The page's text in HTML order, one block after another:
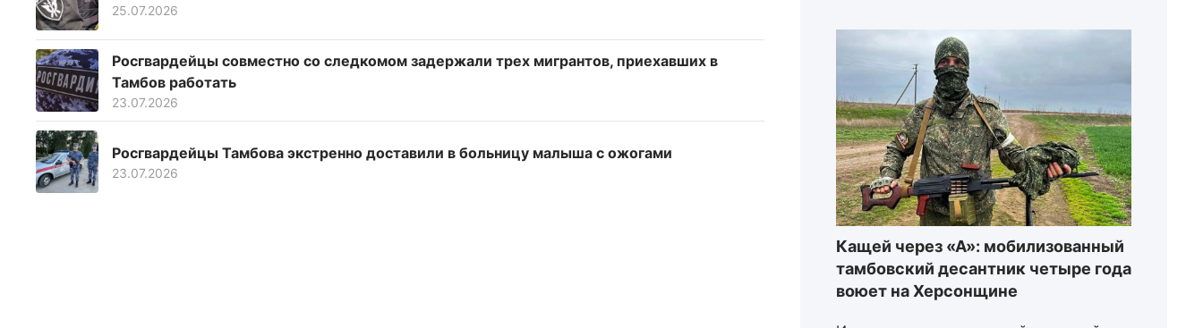
25.07.2026
Росгвардейцы совместно со следкомом задержали трех мигрантов, приехавших в
Тамбов работать
23.07.2026
Росгвардейцы Тамбова экстренно доставили в больницу малыша с ожогами
23.07.2026
Кащей через «А»: мобилизованный
тамбовский десантник четыре года
воюет на Херсонщине